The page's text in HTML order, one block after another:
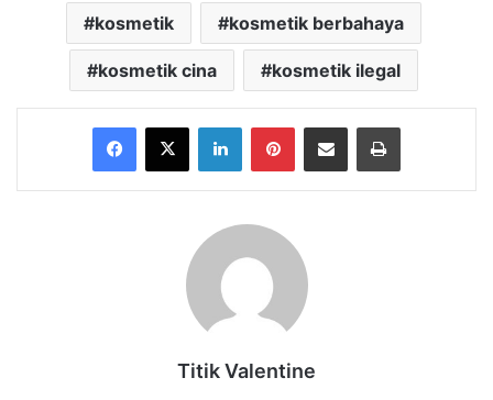
kosmetik kosmetik berbahaya
kosmetik cina kosmetik ilegal
Facebook
X LinkedInPinterestShare via Email Print
Titik Valentine